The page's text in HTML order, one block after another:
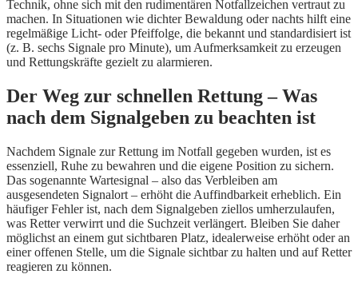
Technik, ohne sich mit den rudimentären Notfallzeichen vertraut zu
machen. In Situationen wie dichter Bewaldung oder nachts hilft eine
regelmäßige Licht- oder Pfeiffolge, die bekannt und standardisiert ist
(z. B. sechs Signale pro Minute), um Aufmerksamkeit zu erzeugen
und Rettungskräfte gezielt zu alarmieren.
Der Weg zur schnellen Rettung – Was
nach dem Signalgeben zu beachten ist
Nachdem Signale zur Rettung im Notfall gegeben wurden, ist es
essenziell, Ruhe zu bewahren und die eigene Position zu sichern.
Das sogenannte Wartesignal – also das Verbleiben am
ausgesendeten Signalort – erhöht die Auffindbarkeit erheblich. Ein
häufiger Fehler ist, nach dem Signalgeben ziellos umherzulaufen,
was Retter verwirrt und die Suchzeit verlängert. Bleiben Sie daher
möglichst an einem gut sichtbaren Platz, idealerweise erhöht oder an
einer offenen Stelle, um die Signale sichtbar zu halten und auf Retter
reagieren zu können.